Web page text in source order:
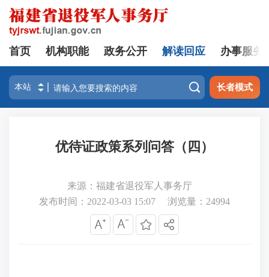
首页 机构职能 政务公开 解读回应 办事服务
 长者模式
优待证政策系列问答（四）
来源：福建省退役军人事务厅
发布时间：2022-03-03 15:07
浏览量： 24994